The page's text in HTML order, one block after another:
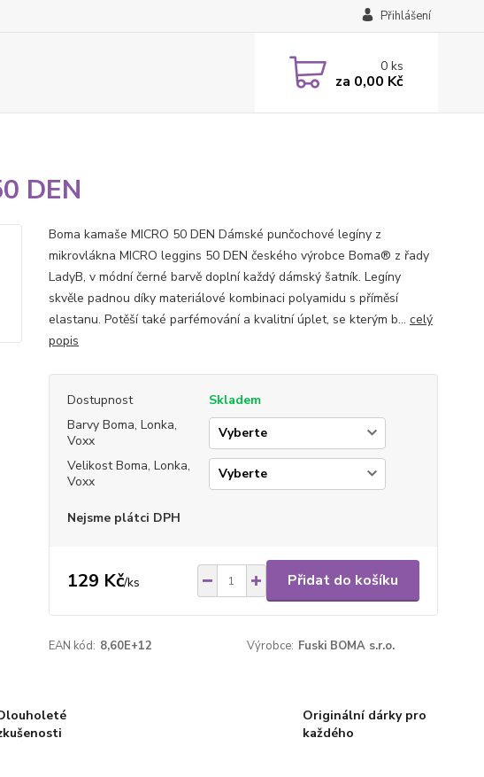
Přihlášení
0ks
za 0,00 Kč
DEN
Boma kamaše MICRO 50 DEN Dámské punčochové legíny z
mikrovlákna MICRO leggins 50 DEN českého výrobce Boma® z řady
LadyB, v módní černé barvě doplní každý dámský šatník. Legíny
skvěle padnou díky materiálové kombinaci polyamidu s příměsí
elastanu. Potěší také parfémování a kvalitní úplet, se kterým b... celý
popis
Dostupnost
Skladem
Barvy Boma, Lonka,
Voxx
Velikost Boma, Lonka,
Voxx
Nejsme plátci DPH
129 Kč/ks Přidat do košíku
EAN kód: 8,60E+12 Výrobce: Fuski BOMA s.r.o.
Originální dárky pro
každého